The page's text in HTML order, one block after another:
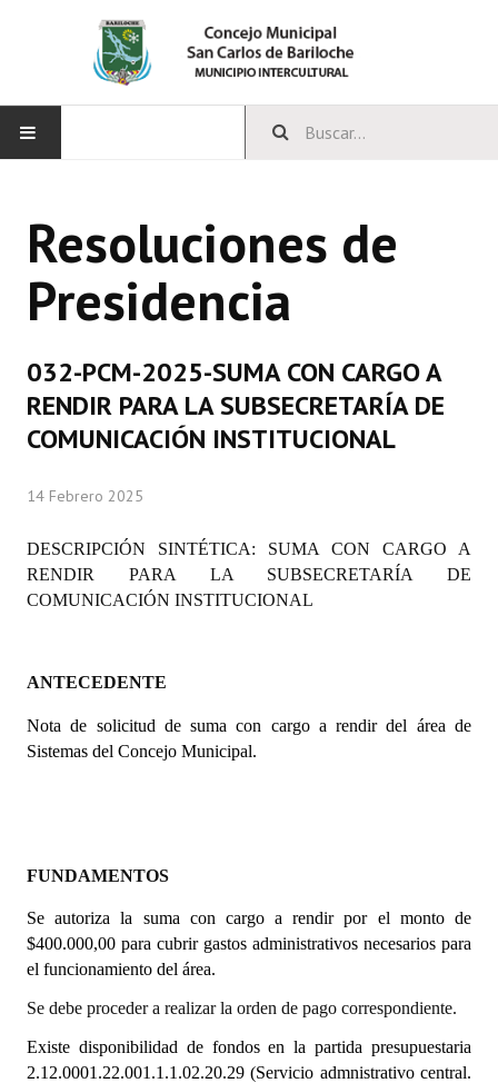
CONCEJO
Bloques Políticos
Comisiones Permanentes
Comisiones Especiales
LEGISLACIÓN
Reglamento Interno
Informes de Gestión
Dictámenes Asesoría Letrada
Resoluciones de
Presidencia
032-PCM-2025-SUMA CON CARGO A
RENDIR PARA LA SUBSECRETARÍA DE
COMUNICACIÓN INSTITUCIONAL
14 Febrero 2025
DESCRIPCIÓN SINTÉTICA: SUMA CON CARGO A
RENDIR PARA LA SUBSECRETARÍA DE
COMUNICACIÓN INSTITUCIONAL
ANTECEDENTE
Nota de solicitud de suma con cargo a rendir del área de
Sistemas del Concejo Municipal.
FUNDAMENTOS
Se autoriza la suma con cargo a rendir por el monto de
$400.000,00 para cubrir gastos administrativos necesarios para
el funcionamiento del área.
Se debe proceder a realizar la orden de pago correspondiente.
Existe disponibilidad de fondos en la partida presupuestaria
2.12.0001.22.001.1.1.02.20.29 (Servicio admnistrativo central.